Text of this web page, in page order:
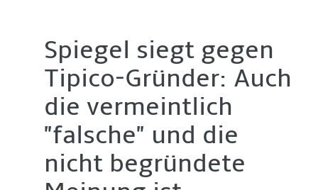
Spiegel siegt gegen
Tipico-Gründer: Auch
die vermeintlich
"falsche" und die
nicht begründete